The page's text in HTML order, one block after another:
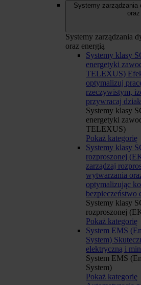
Systemy zarządzania
Systemy zarządzania
oraz energią
Systemy klasy
energetyki
TELEXUS)
optymalizuj
rzeczywistym,
przywracaj
Systemy klasy
energetyki
TELEXUS)
Pokaż kategorię
Systemy klasy
rozproszonej
zarządzaj
wytwarzania
optymalizując
bezpieczeństwo
Systemy klasy
rozproszonej
Pokaż kategorię
System EMS
System)
elektryczną i
System EMS
System)
Pokaż kategorię